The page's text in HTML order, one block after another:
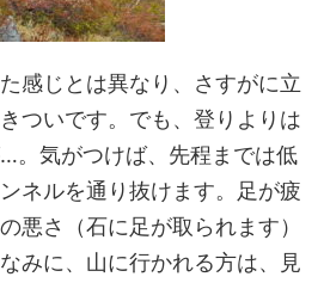
感じとは異なり、さすがに立
ついです。でも、登りよりは
。気がつけば、先程までは低
ネルを通り抜けます。足が疲
悪さ（石に足が取られます）
みに、山に行かれる方は、見